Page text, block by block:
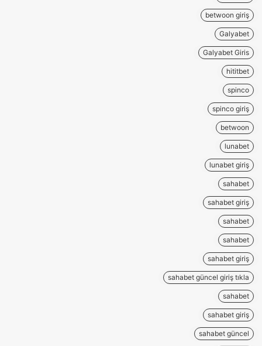
betwoon giriş
Galyabet
Galyabet Giris
hititbet
spinco
spinco giriş
betwoon
lunabet
lunabet giriş
sahabet
sahabet giriş
sahabet
sahabet
sahabet giriş
sahabet güncel giriş tıkla
sahabet
sahabet giriş
sahabet güncel